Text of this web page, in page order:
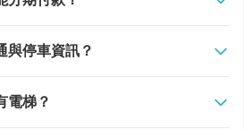
無菌狀態
水設備
與停車資訊？
電梯？